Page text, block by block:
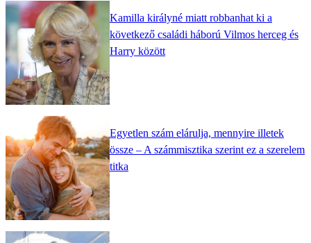
Kamilla királyné miatt robbanhat ki a
következő családi háború Vilmos herceg és
Harry között
Egyetlen szám elárulja, mennyire illetek
össze – A számmisztika szerint ez a szerelem
titka